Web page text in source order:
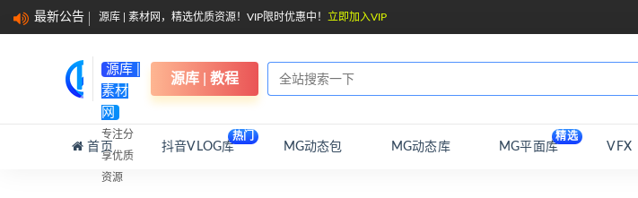
最新公告 源库 | 素材网，精选优质资源！VIP限时优惠中！ 立即加入VIP
源库 |
素材
网
专注分
享优质
资源
源库 | 教程
首页 抖音VLOG库
热门
MG动态包 MG动态库 MG平面库
精选
VFX